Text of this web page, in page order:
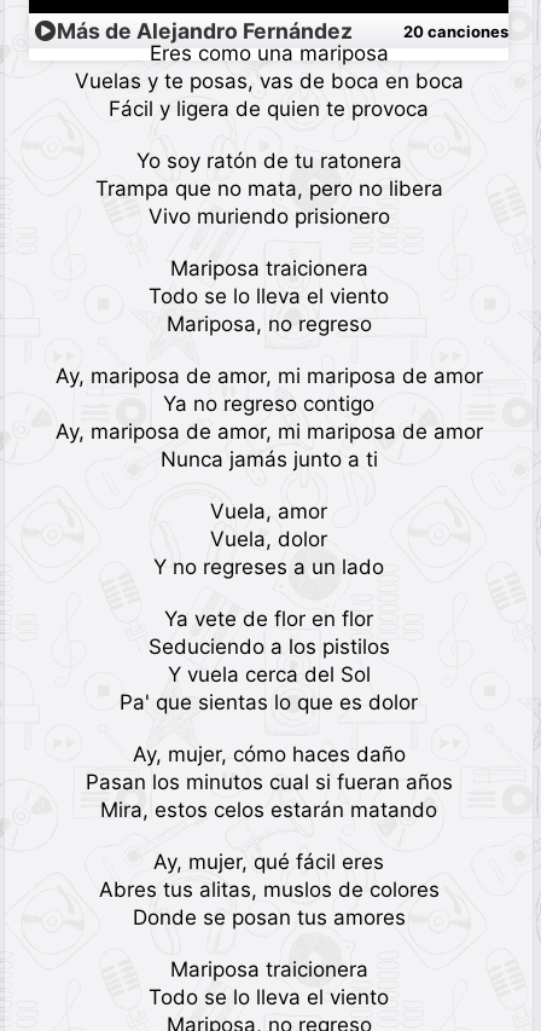
Eres como una mariposa
Vuelas y te posas, vas de boca en boca
Fácil y ligera de quien te provoca
Yo soy ratón de tu ratonera
Trampa que no mata, pero no libera
Vivo muriendo prisionero
Mariposa traicionera
Todo se lo lleva el viento
Mariposa, no regreso
Ay, mariposa de amor, mi mariposa de amor
Ya no regreso contigo
Ay, mariposa de amor, mi mariposa de amor
Nunca jamás junto a ti
Vuela, amor
Vuela, dolor
Y no regreses a un lado
Ya vete de flor en flor
Seduciendo a los pistilos
Y vuela cerca del Sol
Pa' que sientas lo que es dolor
Ay, mujer, cómo haces daño
Pasan los minutos cual si fueran años
Mira, estos celos estarán matando
Ay, mujer, qué fácil eres
Abres tus alitas, muslos de colores
Donde se posan tus amores
Mariposa traicionera
Todo se lo lleva el viento
Mariposa, no regreso
Más de Alejandro Fernández 20 canciones